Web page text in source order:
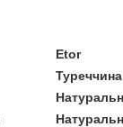
Etor
Туреччина